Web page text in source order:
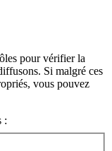
pour vérifier la
Si malgré ces
vous pouvez
: